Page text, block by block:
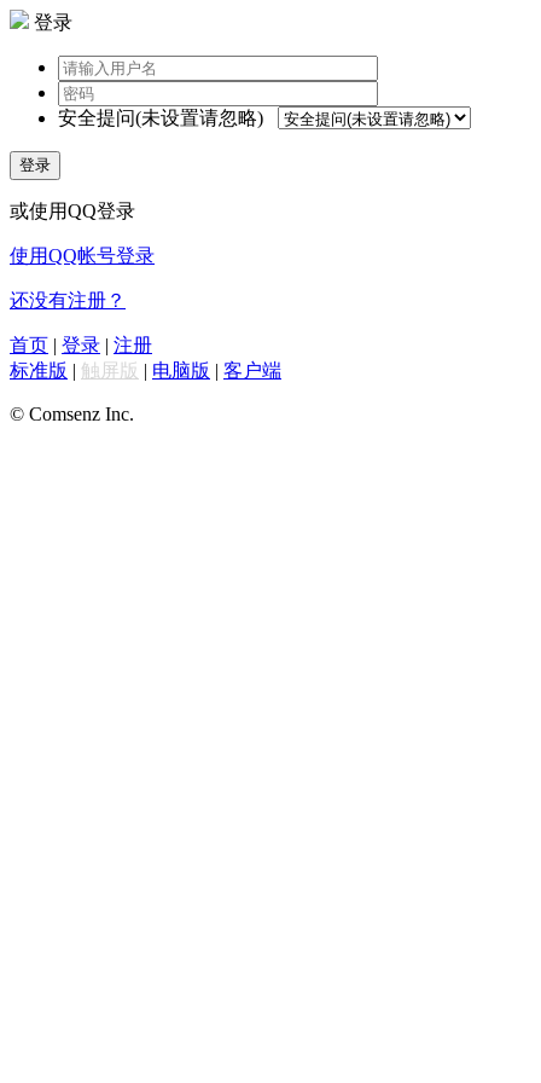
登录
安全提问(未设置请忽略)
登录
或使用QQ登录
使用QQ帐号登录
还没有注册？
首页 | 登录 | 注册
标准版 | 触屏版 | 电脑版 | 客户端
© Comsenz Inc.